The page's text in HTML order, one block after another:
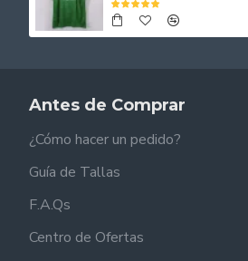
Antes de Comprar
¿Cómo hacer un pedido?
Guía de Tallas
F.A.Qs
Centro de Ofertas